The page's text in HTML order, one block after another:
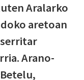
Aralarko
aretoan
Arano-